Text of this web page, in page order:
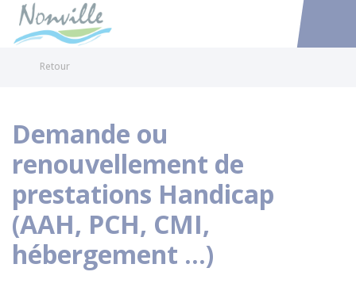
Accéder
Retour
Demande ou
renouvellement de
prestations Handicap
(AAH, PCH, CMI,
hébergement ...)